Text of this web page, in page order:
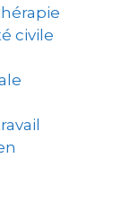
civile